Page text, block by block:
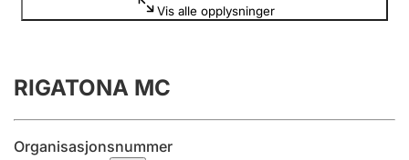
Årsrekneskap
Innsending og forseinkingsgebyr
Vis alle opplysninger
RIGATONA MC
Organisasjonsnummer